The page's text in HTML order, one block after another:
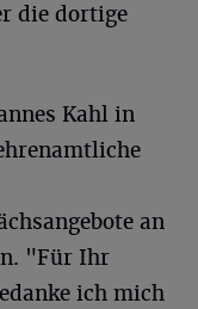
die dortige
Kahl in
an
"Für Ihr
ich mich